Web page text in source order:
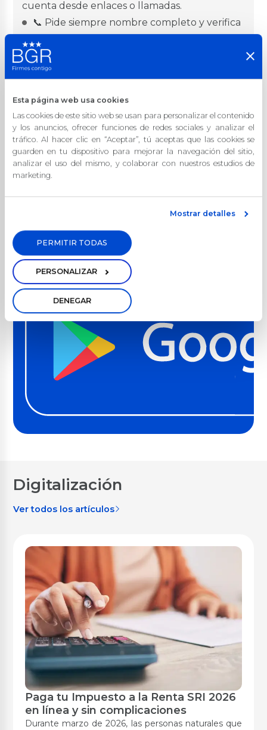
Esta página web usa cookies
Las cookies de este sitio web se usan para personalizar el contenido
y los anuncios, ofrecer funciones de redes sociales y analizar el
tráfico. Al hacer clic en “Aceptar”, tú aceptas que las cookies se
guarden en tu dispositivo para mejorar la navegación del sitio,
analizar el uso del mismo, y colaborar con nuestros estudios de
marketing.
Mostrar detalles
PERMITIR TODAS
PERSONALIZAR
DENEGAR
cuenta desde enlaces o llamadas.
📞 Pide siempre nombre completo y verifica
con el banco si esa persona es real.
💡 Recuerda: ningún asesor necesita tus claves
para ayudarte.
La seguridad digital no depende solo del banco,
también de ti.
Con atención, información y hábitos simples,
puedes proteger tu dinero. 💙
Instala tu app BGR Digital
Digitalización
Ver todos los artículos
Digitalización
Paga tu Impuesto a la Renta SRI 2026
en línea y sin complicaciones
Durante marzo de 2026, las personas naturales que